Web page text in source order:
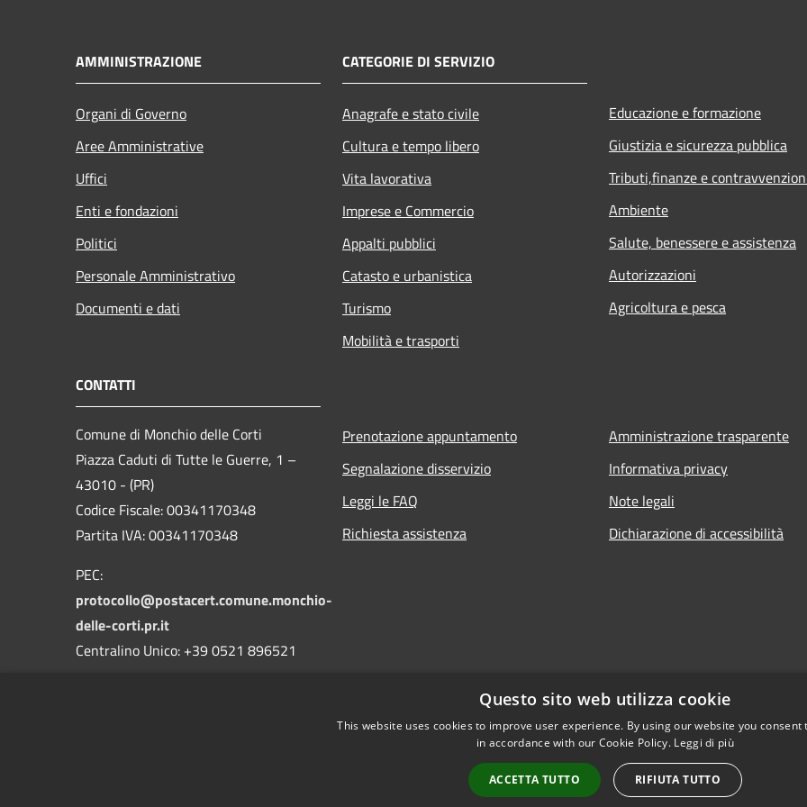
AMMINISTRAZIONE
Organi di Governo
Aree Amministrative
Uffici
Enti e fondazioni
Politici
Personale Amministrativo
Documenti e dati
CATEGORIE DI SERVIZIO
Anagrafe e stato civile
Cultura e tempo libero
Vita lavorativa
Imprese e Commercio
Appalti pubblici
Catasto e urbanistica
Turismo
Mobilità e trasporti
Educazione e formazione
Giustizia e sicurezza pubblica
Tributi,finanze e
Ambiente
Salute, benessere e assistenza
Autorizzazioni
Agricoltura e pesca
CONTATTI
Comune di Monchio delle Corti
Piazza Caduti di Tutte le Guerre, 1 –
43010 - (PR)
Codice Fiscale: 00341170348
Partita IVA: 00341170348
PEC:
protocollo@postacert.comune.monchio-
delle-corti.pr.it
Centralino Unico: +39 0521 896521
Prenotazione appuntamento
Segnalazione disservizio
Leggi le FAQ
Richiesta assistenza
Amministrazione trasparente
Informativa privacy
Note legali
Dichiarazione di accessibilità
Copyright © 2026 • Comune
Questo sito web utilizza cookie
This website uses cookies to improve user experience. By using our website you consent
in accordance with our Cookie Policy. Leggi di più
ACCETTA TUTTO RIFIUTA TUTTO